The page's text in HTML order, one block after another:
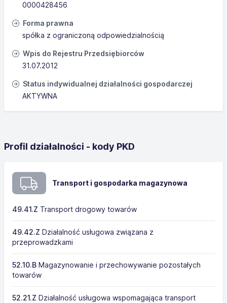
0000428456
Forma prawna
spółka z ograniczoną odpowiedzialnością
Wpis do Rejestru Przedsiębiorców
31.07.2012
Status indywidualnej działalności gospodarczej
AKTYWNA
Profil działalności - kody PKD
Transport i gospodarka magazynowa
49.41.Z Transport drogowy towarów
49.42.Z Działalność usługowa związana z
przeprowadzkami
52.10.B Magazynowanie i przechowywanie pozostałych
towarów
52.21.Z Działalność usługowa wspomagająca transport